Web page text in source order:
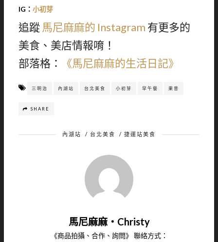
IG： 小初芽
追蹤 馬尼麻麻的 Instagram 有更多的
美食、美店情報唷！
部落格：
《馬尼麻麻的生活日記》
三明治 內湖站 台北美食 小初芽 早午餐 果昔
SHARE
內湖站 / 台北美食 / 捷運站美食
馬尼麻麻‧Christy
《商品拍攝、合作、詢問》 聯絡方式：